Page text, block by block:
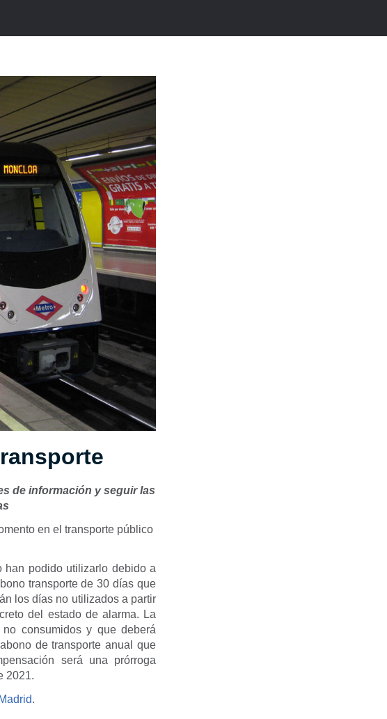
de información y seguir las
en el transporte público
han podido utilizarlo debido a
transporte de 30 días que
los días no utilizados a partir
del estado de alarma. La
consumidos y que deberá
de transporte anual que
será una prórroga
2021.
.